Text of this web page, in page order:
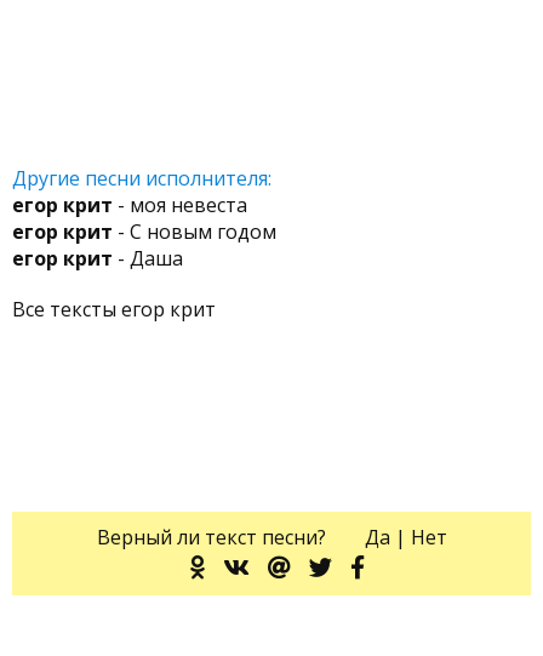
Другие песни исполнителя:
егор крит - моя невеста
егор крит - С новым годом
егор крит - Даша
Все тексты егор крит
Верный ли текст песни? Да | Нет